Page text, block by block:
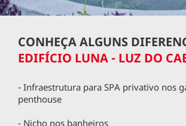
CONHEÇA ALGUNS
EDIFÍCIO LUNA - LUZ DO
- Infraestrutura para SPA privativo nos
penthouse
- Nicho nos banheiros